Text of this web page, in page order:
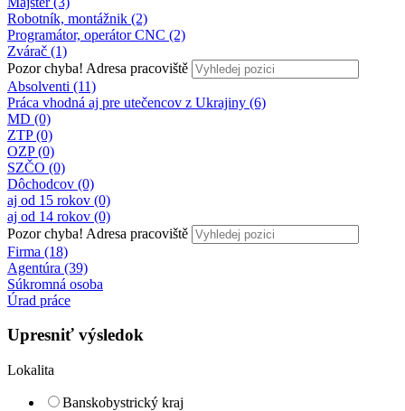
Robotník, montážnik (2)
Programátor, operátor CNC (2)
Zvárač (1)
Pozor chyba! Adresa pracoviště
Absolventi (11)
Práca vhodná aj pre utečencov z Ukrajiny (6)
MD (0)
ZTP (0)
OZP (0)
SZČO (0)
Dôchodcov (0)
aj od 15 rokov (0)
aj od 14 rokov (0)
Pozor chyba! Adresa pracoviště
Firma (18)
Agentúra (39)
Súkromná osoba
Úrad práce
Upresniť výsledok
Lokalita
Banskobystrický kraj